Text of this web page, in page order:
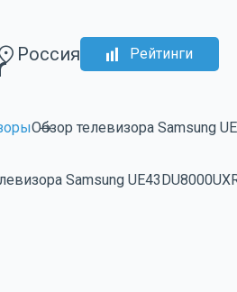
Россия Рейтинги
Обзор телевизора Samsung